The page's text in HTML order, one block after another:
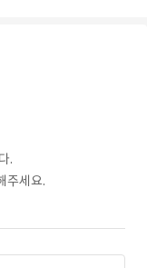
.
주세요.